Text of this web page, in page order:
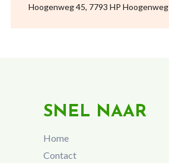
Hoogenweg 45, 7793 HP Hoogenweg
SNEL NAAR
Home
Contact